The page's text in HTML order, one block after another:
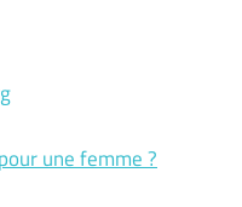
une femme ?